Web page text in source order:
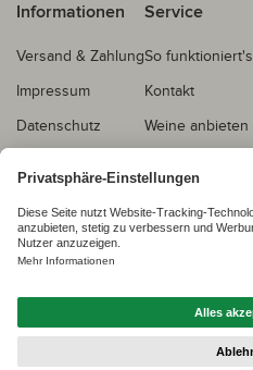
Informationen
Versand & Zahlung
Impressum
Datenschutz
Service
So funktioniert's
Kontakt
Weine anbieten